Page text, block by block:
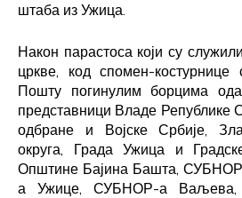
штаба из Ужица.
Након парастоса који су
цркве, код спомен-
Пошту погинулим борцима
представници Владе Републике
одбране и Војске Србије,
округа, Града Ужица и
Општине Бајина Башта,
а Ужице, СУБНОР-а